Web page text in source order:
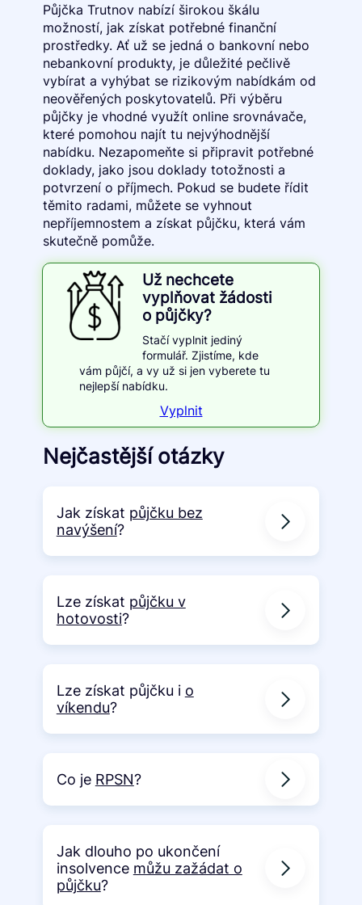
Půjčka Trutnov nabízí širokou škálu
možností, jak získat potřebné finanční
prostředky. Ať už se jedná o bankovní nebo
nebankovní produkty, je důležité pečlivě
vybírat a vyhýbat se rizikovým nabídkám od
neověřených poskytovatelů. Při výběru
půjčky je vhodné využít online srovnávače,
které pomohou najít tu nejvýhodnější
nabídku. Nezapomeňte si připravit potřebné
doklady, jako jsou doklady totožnosti a
potvrzení o příjmech. Pokud se budete řídit
těmito radami, můžete se vyhnout
nepříjemnostem a získat půjčku, která vám
skutečně pomůže.
Už nechcete
vyplňovat žádosti
o půjčky?
Stačí vyplnit jediný
formulář. Zjistíme, kde
vám půjčí, a vy už si jen vyberete tu
nejlepší nabídku.
Vyplnit
Nejčastější otázky
Jak získat půjčku bez
navýšení?
Lze získat půjčku v
hotovosti?
Lze získat půjčku i o
víkendu?
Co je RPSN?
Jak dlouho po ukončení
insolvence můžu zažádat o
půjčku?